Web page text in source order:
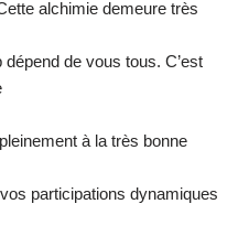
alchimie demeure très
de vous tous. C’est
à la très bonne
participations dynamiques